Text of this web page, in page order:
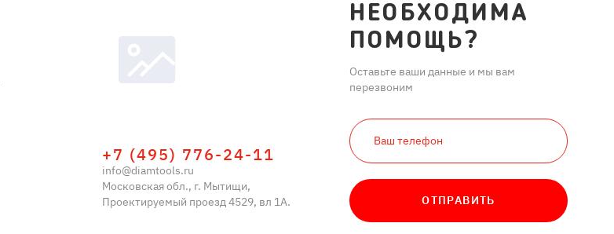
+7 (495) 776-24-11
info@diamtools.ru
Московская обл., г. Мытищи,
Проектируемый проезд 4529, вл 1А.
НЕОБХОДИМА
ПОМОЩЬ?
Оставьте ваши данные и мы вам
перезвоним
ОТПРАВИТЬ